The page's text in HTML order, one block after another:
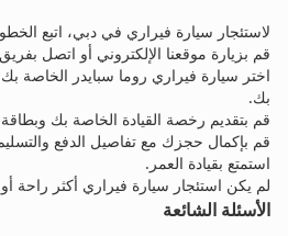
لاستئجار سيارة فيراري في دبي، اتبع
قم بزيارة موقعنا الإلكتروني أو اتصل
اختر سيارة فيراري روما سبايدر الخاصة بك
بك.
قم بتقديم رخصة القيادة الخاصة بك
قم بإكمال حجزك مع تفاصيل الدفع
استمتع بقيادة العمر.
لم يكن استئجار سيارة فيراري أكثر
الأسئلة الشائعة